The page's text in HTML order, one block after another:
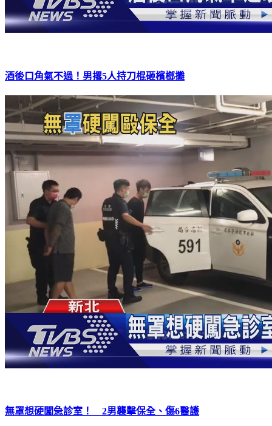
酒後口角氣不過！男撂5人持刀棍砸檳榔攤
無罩想硬闖急診室！ 2男襲擊保全、傷6醫護